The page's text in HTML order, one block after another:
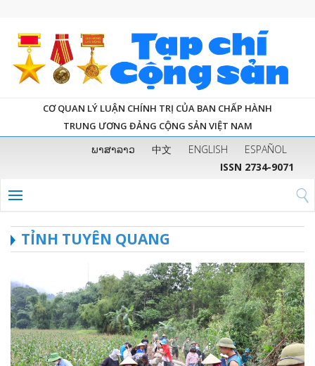
CƠ QUAN LÝ LUẬN CHÍNH TRỊ CỦA BAN CHẤP HÀNH
TRUNG ƯƠNG ĐẢNG CỘNG SẢN VIỆT NAM
ພາສາລາວ 中文 ENGLISH
ESPAÑOL
ISSN 2734-9071
TỈNH TUYÊN QUANG